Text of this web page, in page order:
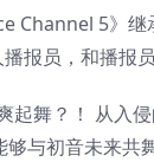
Channel 5》
报员，和播报
起舞？！ 从入
与初音未来共